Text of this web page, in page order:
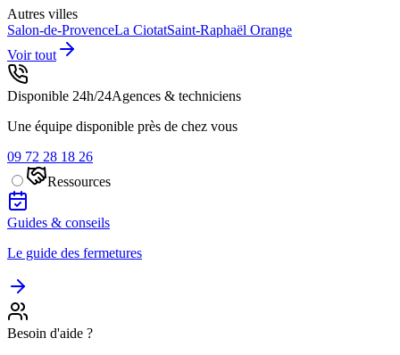
Autres villes
Salon-de-ProvenceLa CiotatSaint-Raphaël Orange
Voir tout
Disponible 24h/24Agences & techniciens
Une équipe disponible près de chez vous
09 72 28 18 26
Ressources
Guides & conseils
Le guide des fermetures
Besoin d'aide ?